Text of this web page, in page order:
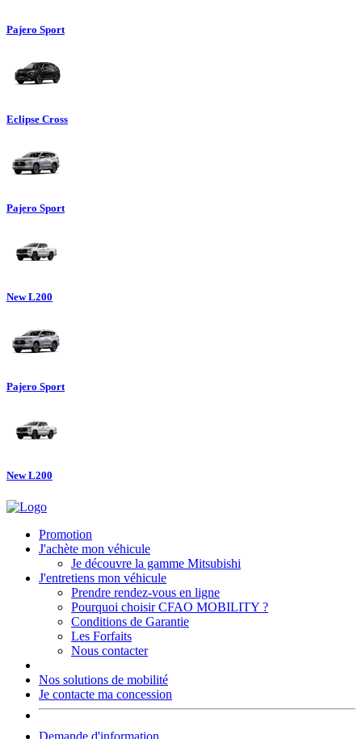
Pajero Sport
Eclipse Cross
Pajero Sport
New L200
Pajero Sport
New L200
Promotion
J'achète mon véhicule
Je découvre la gamme Mitsubishi
J'entretiens mon véhicule
Prendre rendez-vous en ligne
Pourquoi choisir CFAO MOBILITY ?
Conditions de Garantie
Les Forfaits
Nous contacter
Nos solutions de mobilité
Je contacte ma concession